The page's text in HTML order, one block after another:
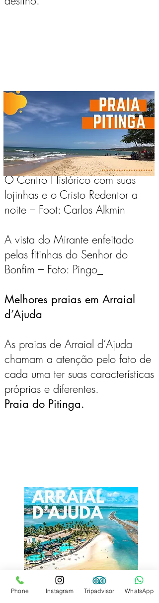
O Centro Histórico com suas
lojinhas e o Cristo Redentor a
noite – Foot: Carlos Alkmin
A vista do Mirante enfeitado
pelas fitinhas do Senhor do
Bonfim – Foto: Pingo_
Melhores praias em Arraial
d’Ajuda
As praias de Arraial d’Ajuda
chamam a atenção pelo fato de
cada uma ter suas características
próprias e diferentes.
Praia do Pitinga.
A praia da Pitinga oferece
Phone Instagram Tripadvisor WhatsApp